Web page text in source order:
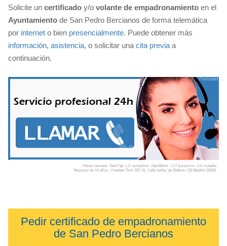
Solicite un certificado y/o volante de empadronamiento en el
Ayuntamiento de San Pedro Bercianos de forma telemática
por internet o bien presencialmente. Puede obtener más
información, asistencia, o solicitar una cita previa a
continuación.
Pedir certificado de empadronamiento
de San Pedro Bercianos